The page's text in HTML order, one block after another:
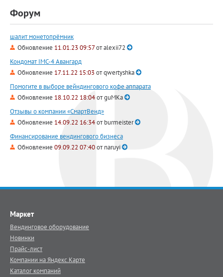
Форум
шалит монетопрёмник
Обновление 11.01.23 09:57отalexii72
Кондомат IMC-4 Авангард
Обновление 17.11.22 15:03 отqwertyshka
Помогите в выборе вейндингового кофе аппарата
Обновление 18.10.22 18:04отguMKa
Отзывы о компании «СмартВенд»
Обновление 14.09.22 16:34отburmeister
Финансирование вендингового бизнеса
Обновление 09.09.22 07:40отnaruyi
Маркет
Вендинговое оборудование
Новинки
Прайс-лист
Компании на Яндекс.Карте
Каталог компаний